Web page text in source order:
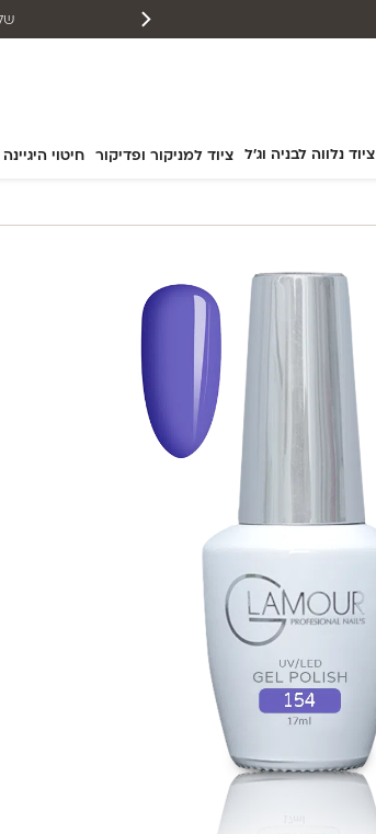
ציוד נלווה לבניה וג'ל ציוד למניקור ופדיקור חיטוי